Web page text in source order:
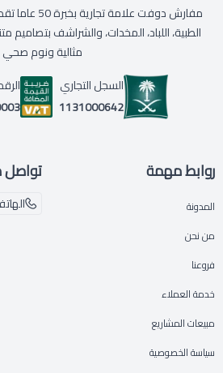
مفارش دوفت
الطبية، اللباد، المخدات، والشراشف بتصاميم
مثالية ونوم صحي
السجل التجاري
1131000642
روابط مهمة
المدونة
من نحن
فروعنا
خدمة العملاء
مبيعات المشاريع
سياسة الخصوصية
تواصل